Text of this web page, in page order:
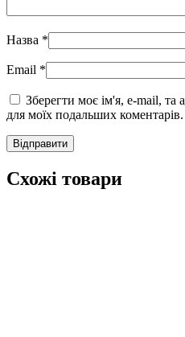
Назва *
Email *
Зберегти моє ім'я, e-mail, та
для моїх подальших коментарів.
Схожі товари